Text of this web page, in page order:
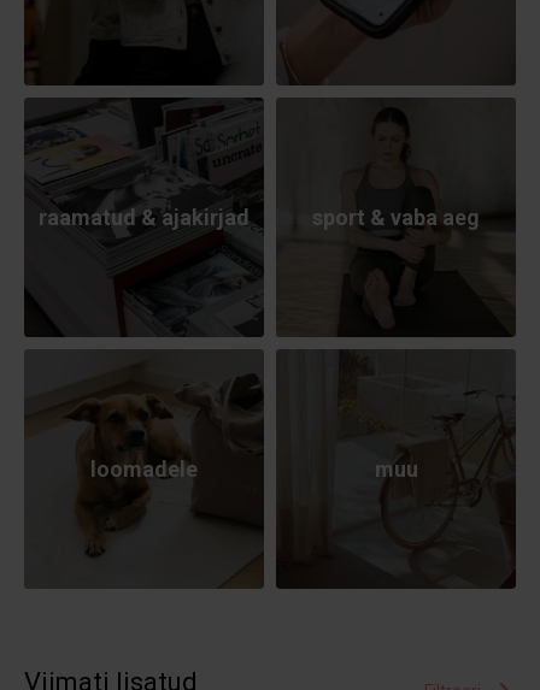
raamatud & ajakirjad sport & vaba aeg
loomadele muu
Viimati lisatud